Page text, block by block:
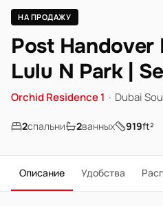
НА ПРОДАЖУ
Post Handover
Lulu N Park |
Orchid Residence 1 · Dubai
2спальни 2ванных 919ft²
Описание Удобства